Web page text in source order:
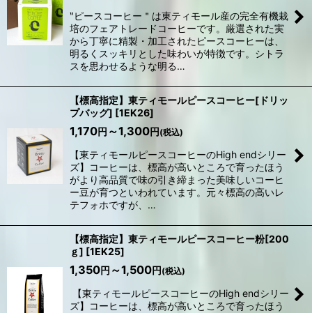
‶ピースコーヒー＂は東ティモール産の完全有機栽
培のフェアトレードコーヒーです。厳選された実
から丁寧に精製・加工されたピースコーヒーは、
明るくスッキリとした味わいが特徴です。シトラ
スを思わせるような明る…
【標高指定】東ティモールピースコーヒー[ドリッ
プバッグ] [1EK26]
1,170円 ～1,300円(税込)
【東ティモールピースコーヒーのHigh endシリー
ズ】コーヒーは、標高が高いところで育ったほう
がより高品質で味の引き締まった美味しいコーヒ
ー豆が育つといわれています。元々標高の高いレ
テフォホですが、…
【標高指定】東ティモールピースコーヒー粉[200
ｇ] [1EK25]
1,350円 ～1,500円(税込)
【東ティモールピースコーヒーのHigh endシリー
ズ】コーヒーは、標高が高いところで育ったほう